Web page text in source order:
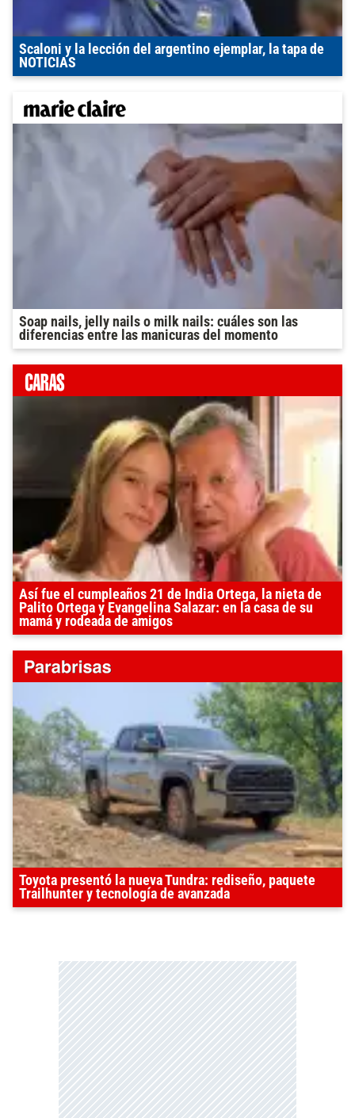
Scaloni y la lección del argentino ejemplar, la tapa de
NOTICIAS
Soap nails, jelly nails o milk nails: cuáles son las
diferencias entre las manicuras del momento
Así fue el cumpleaños 21 de India Ortega, la nieta de
Palito Ortega y Evangelina Salazar: en la casa de su
mamá y rodeada de amigos
Toyota presentó la nueva Tundra: rediseño, paquete
Trailhunter y tecnología de avanzada